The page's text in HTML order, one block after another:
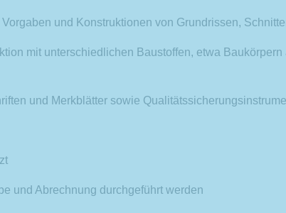
und Konstruktionen von Grundrissen,
mit unterschiedlichen Baustoffen, etwa
und Merkblätter sowie
und Abrechnung durchgeführt werden